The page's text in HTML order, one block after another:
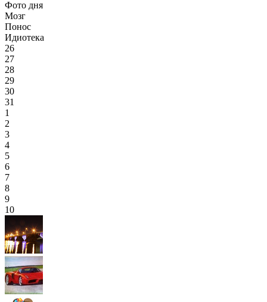
Фото дня
Мозг
Понос
Идиотека
26
27
28
29
30
31
1
2
3
4
5
6
7
8
9
10